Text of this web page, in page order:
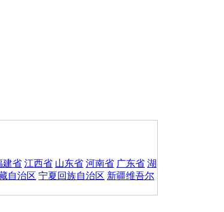
建省 江西省 山东省 河南省 广东省 湖
自治区 宁夏回族自治区 新疆维吾尔